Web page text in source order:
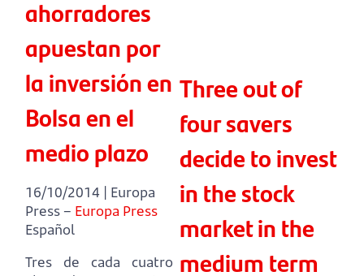
ahorradores
apuestan por
la inversión en
Bolsa en el
medio plazo
16/10/2014 | Europa
Press – Europa Press
Español
Tres de cada cuatro
Three out of
four savers
decide to invest
in the stock
market in the
medium term